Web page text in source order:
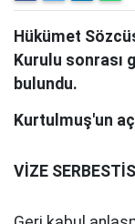
Hükümet
Kurulu sonrası
bulundu.
Kurtulmuş'un
VİZE